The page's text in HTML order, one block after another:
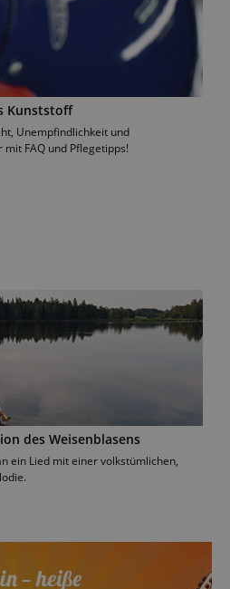
Kunststoff
Unempfindlichkeit und
FAQ und Pflegetipps!
des Weisenblasens
ein Lied mit einer volkstümlichen,